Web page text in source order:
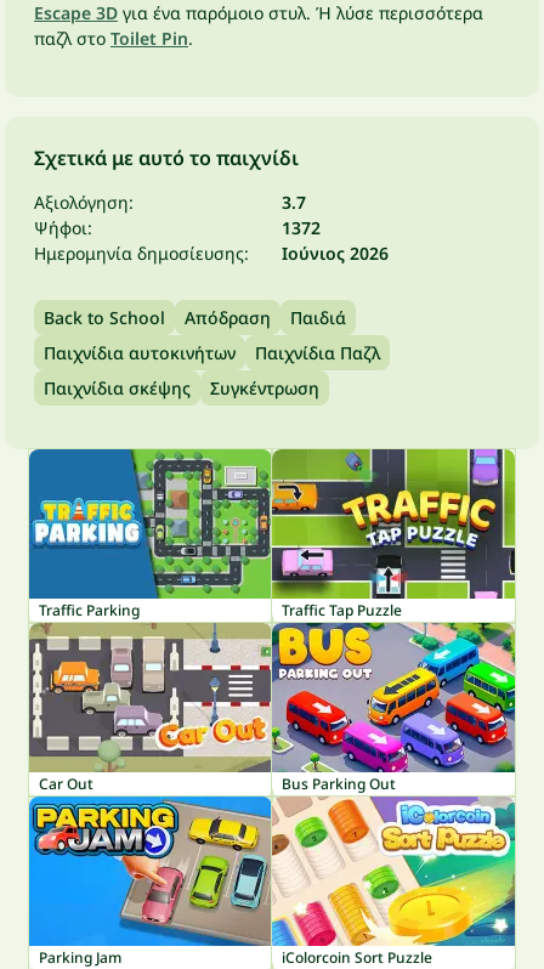
Escape 3D για ένα παρόμοιο στυλ. Ή λύσε περισσότερα
παζλ στο Toilet Pin.
Σχετικά με αυτό το παιχνίδι
Αξιολόγηση:
3.7
Ψήφοι:
1372
Ημερομηνία δημοσίευσης:
Ιούνιος 2026
Back to School Απόδραση
Παιδιά
Παιχνίδια αυτοκινήτων
Παιχνίδια Παζλ
Παιχνίδια σκέψης
Συγκέντρωση
Traffic Parking Traffic Tap Puzzle
Car Out Bus Parking Out
Parking Jam iColorcoin Sort Puzzle